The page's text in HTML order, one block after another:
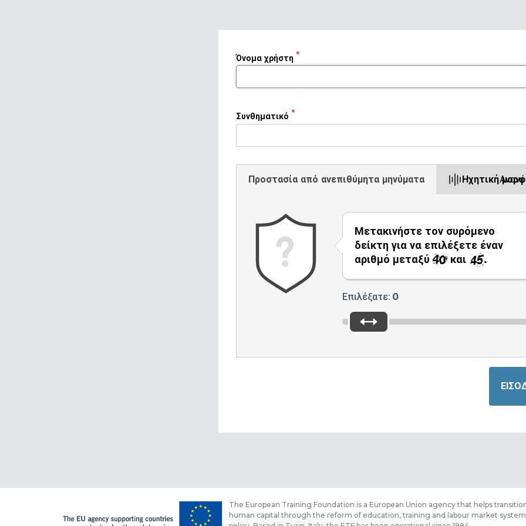
Όνομα χρήστη
Συνθηματικό
Προστασία από ανεπιθύμητα μηνύματα Ηχητική
Μετακινήστε τον συρόμενο
δείκτη για να επιλέξετε έναν
αριθμό μεταξύ
και .
Επιλέξατε: 0
The European Training Foundation is a European Union agency that helps
human capital through the reform of education, training and labour market